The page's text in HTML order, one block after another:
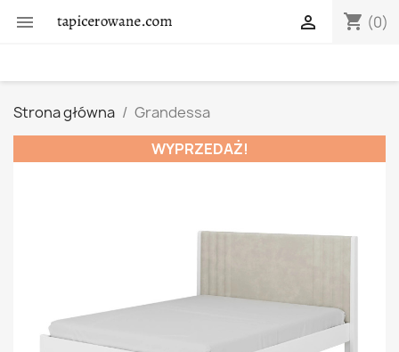
 shopping_cart (0)

Strona główna
Grandessa
WYPRZEDAŻ!